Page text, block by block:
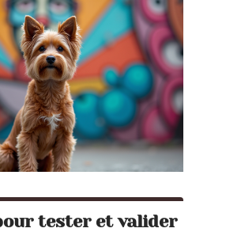
tester et valider